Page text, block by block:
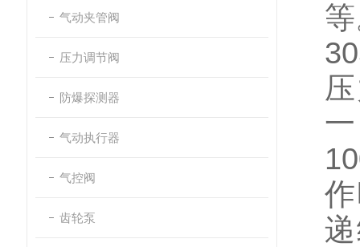
气动夹管阀
压力调节阀
防爆探测器
气动执行器
气控阀
齿轮泵